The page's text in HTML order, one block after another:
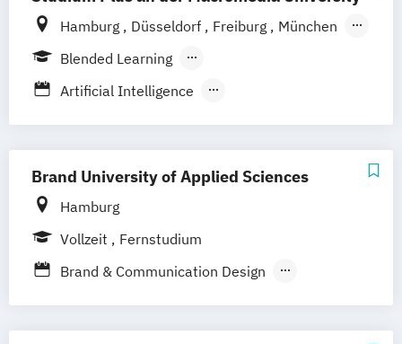
Digital Product Design
Eventmanagement
Filmmaking (DE/EN)
Game Design & Development
Medien- und Kommuni­kations­management
(DE/EN)
Medien- und Werbepsychologie
Hamburg Düsseldorf Freiburg
München
Stuttgart
Berlin
Blended Learning
Berufsbegleitendes Präsenzstudium
Artificial Intelligence
Medien- und Werbepsychologie
Brand University of Applied Sciences
Hamburg
Vollzeit
Fernstudium
Brand & Communication Design